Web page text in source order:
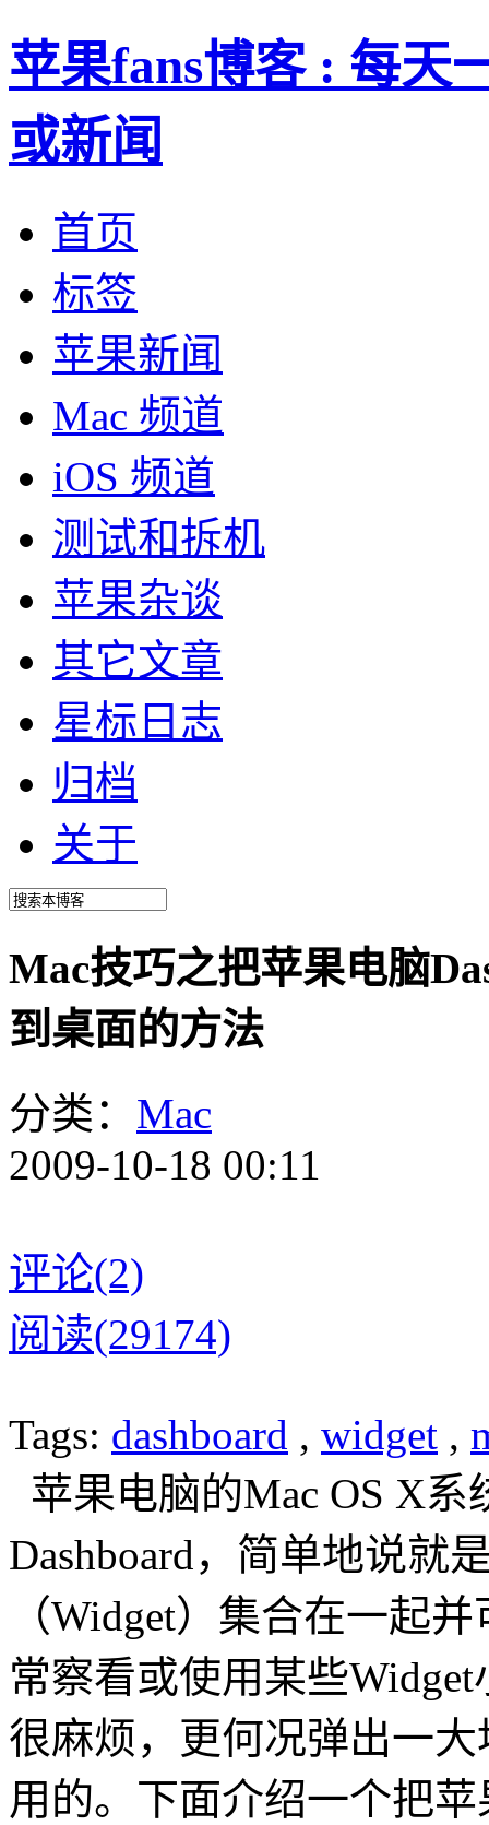
苹果fans博客 : 每天
或新闻
首页
标签
苹果新闻
Mac 频道
iOS 频道
测试和拆机
苹果杂谈
其它文章
星标日志
归档
关于
Mac技巧之把苹果电脑
到桌面的方法
分类： Mac
2009-10-18 00:11
评论(2)
阅读(29174)
Tags: dashboard , widget ,
苹果电脑的Mac OS X
Dashboard，简单地说就
（Widget）集合在一起
常察看或使用某些
很麻烦，更何况弹出一
用的。下面介绍一个把苹